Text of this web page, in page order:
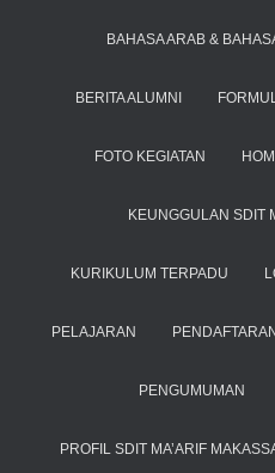
BAHASA ARAB &
BERITA ALUMNI
FOTO KEGIATAN
KEUNGGULAN SDIT
KURIKULUM TERPADU
PELAJARAN PENDAFTARAN
PENGUMUMAN
PROFIL SDIT MA’ARIF